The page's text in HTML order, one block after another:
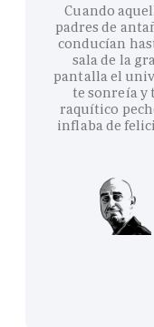
Cuando
padres de
conducían
sala de la
pantalla el
te sonreía y
raquítico
inflaba de